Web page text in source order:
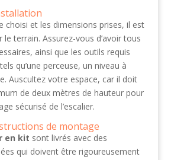
choisi et les dimensions prises, il est
terrain. Assurez-vous d’avoir tous
ainsi que les outils requis
qu’une perceuse, un niveau à
Auscultez votre espace, car il doit
de deux mètres de hauteur pour
sécurisé de l’escalier.
de montage
en kit sont livrés avec des
qui doivent être rigoureusement